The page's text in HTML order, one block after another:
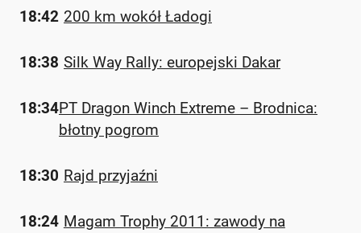
18:42 200 km wokół Ładogi
18:38 Silk Way Rally: europejski Dakar
18:34PT Dragon Winch Extreme – Brodnica:
błotny pogrom
18:30 Rajd przyjaźni
18:24 Magam Trophy 2011: zawody na